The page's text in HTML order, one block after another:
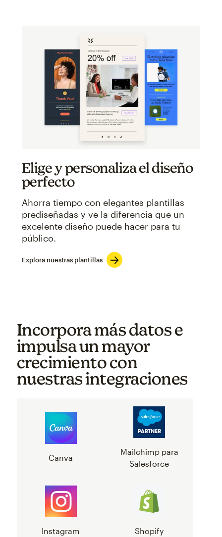
Elige y personaliza el diseño
perfecto
Ahorra tiempo con elegantes plantillas
prediseñadas y ve la diferencia que un
excelente diseño puede hacer para tu
público.
Explora nuestras plantillas
Incorpora más datos e
impulsa un mayor
crecimiento con
nuestras integraciones
Canva
Mailchimp para
Salesforce
Instagram Shopify